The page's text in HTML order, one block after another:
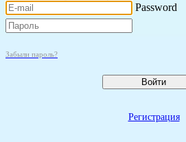
Password
Забыли пароль?
Войти
Регистрация